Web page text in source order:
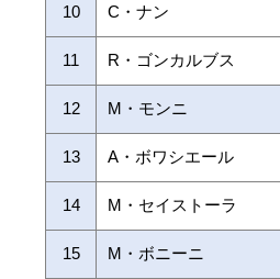
10 C・ナン
11 R・ゴンカルブス
12 M・モンニ
13 A・ボワシエール
14 M・セイストーラ
15 M・ボニーニ